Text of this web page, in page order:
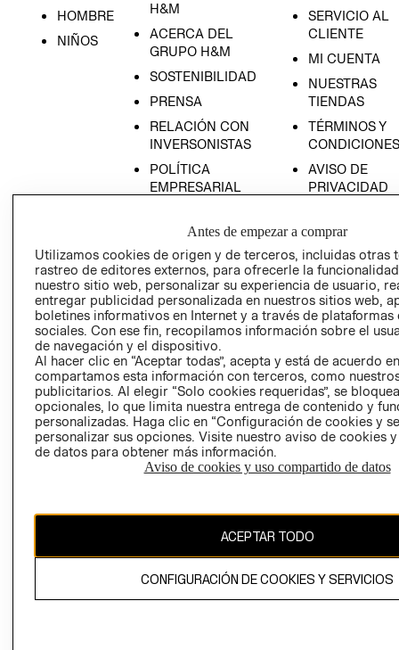
HOMBRE
NIÑOS
H&M
ACERCA DEL
GRUPO H&M
SOSTENIBILIDAD
PRENSA
RELACIÓN CON
INVERSONISTAS
POLÍTICA
EMPRESARIAL
SERVICIO AL
CLIENTE
MI CUENTA
NUESTRAS
TIENDAS
TÉRMINOS Y
CONDICIONES
AVISO DE
PRIVACIDAD
AVISO DE
COOKIES
LIBRO DE
Ecuador ($)
CAMBIAR REGIÓN
El contenido de esta página web está protegido por copyright y es
Antes de empezar a comprar
Utilizamos cookies de origen y de terceros, incluidas otras
rastreo de editores externos, para ofrecerle la
nuestro sitio web, personalizar su experiencia de usuario,
entregar publicidad personalizada en nuestros sitios web,
boletines informativos en Internet y a través de plataformas
sociales. Con ese fin, recopilamos información sobre el
de navegación y el dispositivo.
Al hacer clic en “Aceptar todas”, acepta y está de acuerdo
compartamos esta información con terceros, como
publicitarios. Al elegir “Solo cookies requeridas”, se
opcionales, lo que limita nuestra entrega de contenido y
personalizadas. Haga clic en “Configuración de cookies y
personalizar sus opciones. Visite nuestro aviso de cookies
de datos para obtener más información.
Aviso de cookies y uso compartido de datos
ACEPTAR TODO
CONFIGURACIÓN DE COOKIES Y SERVICIOS